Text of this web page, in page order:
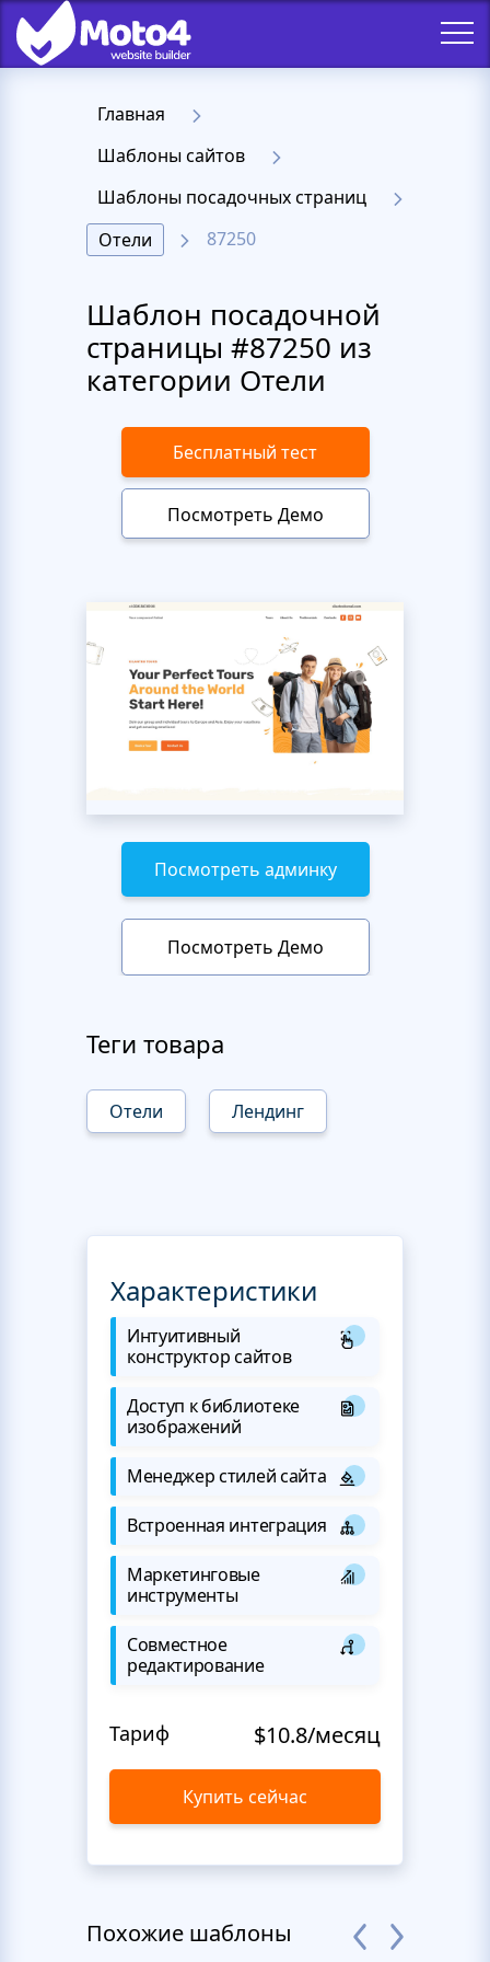
Главная
Шаблоны сайтов
Шаблоны посадочных страниц
Отели
87250
Шаблон посадочной
страницы #87250 из
категории Отели
Бесплатный тест
Посмотреть Демо
Посмотреть админку
Посмотреть Демо
Теги товара
Отели Лендинг
Характеристики
Интуитивный
конструктор сайтов
Доступ к библиотеке
изображений
Менеджер стилей сайта
Встроенная интеграция
Маркетинговые
инструменты
Совместное
редактирование
Тариф $10.8/месяц
Купить сейчас
Похожие шаблоны